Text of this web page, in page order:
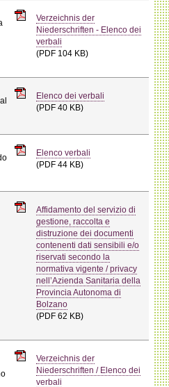
Verzeichnis der
Niederschriften - Elenco dei
verbali
(PDF 104 KB)
Elenco dei verbali
(PDF 40 KB)
Elenco verbali
(PDF 44 KB)
Affidamento del servizio di
gestione, raccolta e
distruzione dei documenti
contenenti dati sensibili e/o
riservati secondo la
normativa vigente / privacy
nell’Azienda Sanitaria della
Provincia Autonoma di
Bolzano
(PDF 62 KB)
Verzeichnis der
Niederschriften / Elenco dei
verbali